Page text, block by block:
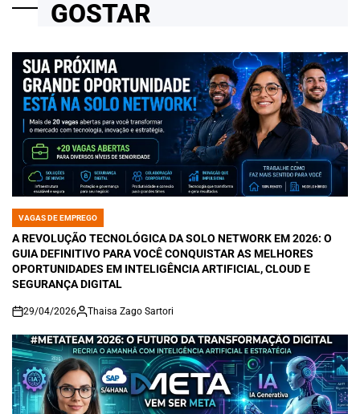
GOSTAR
POSTED
IN
VAGAS DE EMPREGO
A REVOLUÇÃO TECNOLÓGICA DA SOLO NETWORK EM 2026: O
GUIA DEFINITIVO PARA VOCÊ CONQUISTAR AS MELHORES
OPORTUNIDADES EM INTELIGÊNCIA ARTIFICIAL, CLOUD E
SEGURANÇA DIGITAL
on
29/04/2026 Thaisa Zago Sartori